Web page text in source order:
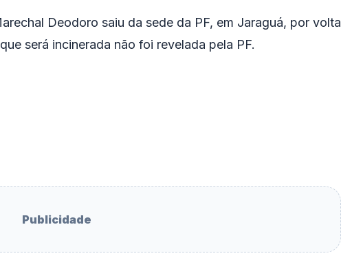
Deodoro saiu da sede da PF, em Jaraguá, por volta
será incinerada não foi revelada pela PF.
Publicidade